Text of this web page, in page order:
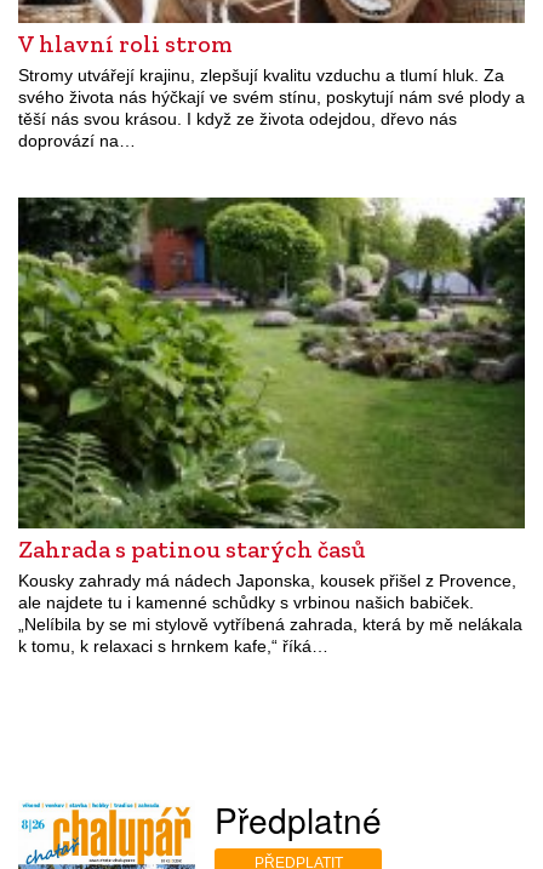
V hlavní roli strom
Stromy utvářejí krajinu, zlepšují kvalitu vzduchu a tlumí hluk. Za
svého života nás hýčkají ve svém stínu, poskytují nám své plody a
těší nás svou krásou. I když ze života odejdou, dřevo nás
doprovází na…
Zahrada s patinou starých časů
Kousky zahrady má nádech Japonska, kousek přišel z Provence,
ale najdete tu i kamenné schůdky s vrbinou našich babiček.
„Nelíbila by se mi stylově vytříbená zahrada, která by mě nelákala
k tomu, k relaxaci s hrnkem kafe,“ říká…
Předplatné
PŘEDPLATIT